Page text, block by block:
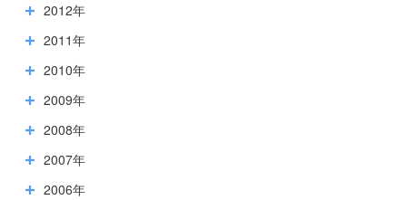
2012年
2011年
2010年
2009年
2008年
2007年
2006年